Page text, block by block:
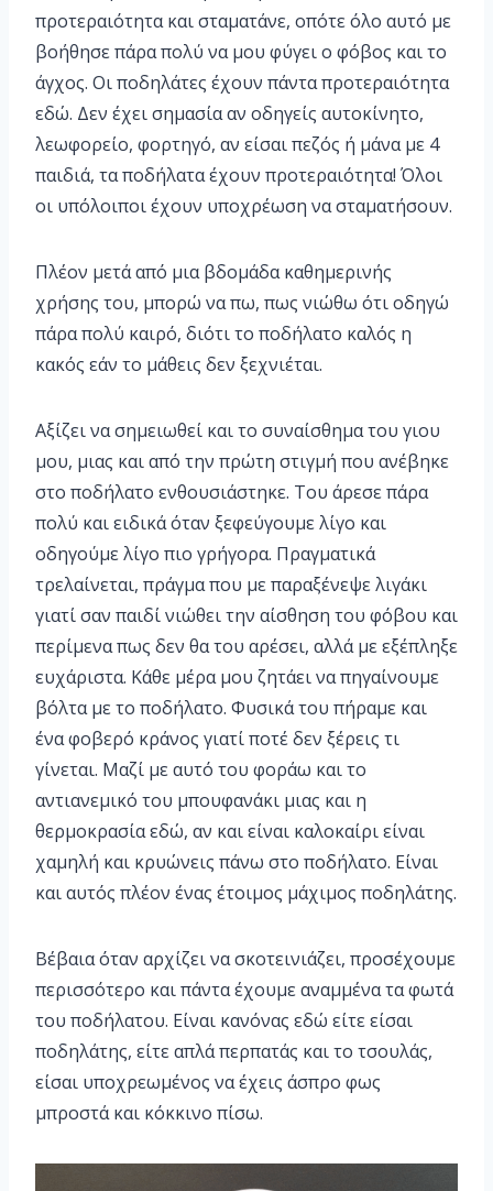
προτεραιότητα και σταματάνε, οπότε όλο αυτό με
βοήθησε πάρα πολύ να μου φύγει ο φόβος και το
άγχος. Οι ποδηλάτες έχουν πάντα προτεραιότητα
εδώ. Δεν έχει σημασία αν οδηγείς αυτοκίνητο,
λεωφορείο, φορτηγό, αν είσαι πεζός ή μάνα με 4
παιδιά, τα ποδήλατα έχουν προτεραιότητα! Όλοι
οι υπόλοιποι έχουν υποχρέωση να σταματήσουν.
Πλέον μετά από μια βδομάδα καθημερινής
χρήσης του, μπορώ να πω, πως νιώθω ότι οδηγώ
πάρα πολύ καιρό, διότι το ποδήλατο καλός η
κακός εάν το μάθεις δεν ξεχνιέται.
Αξίζει να σημειωθεί και το συναίσθημα του γιου
μου, μιας και από την πρώτη στιγμή που ανέβηκε
στο ποδήλατο ενθουσιάστηκε. Του άρεσε πάρα
πολύ και ειδικά όταν ξεφεύγουμε λίγο και
οδηγούμε λίγο πιο γρήγορα. Πραγματικά
τρελαίνεται, πράγμα που με παραξένεψε λιγάκι
γιατί σαν παιδί νιώθει την αίσθηση του φόβου και
περίμενα πως δεν θα του αρέσει, αλλά με εξέπληξε
ευχάριστα. Κάθε μέρα μου ζητάει να πηγαίνουμε
βόλτα με το ποδήλατο. Φυσικά του πήραμε και
ένα φοβερό κράνος γιατί ποτέ δεν ξέρεις τι
γίνεται. Μαζί με αυτό του φοράω και το
αντιανεμικό του μπουφανάκι μιας και η
θερμοκρασία εδώ, αν και είναι καλοκαίρι είναι
χαμηλή και κρυώνεις πάνω στο ποδήλατο. Είναι
και αυτός πλέον ένας έτοιμος μάχιμος ποδηλάτης.
Βέβαια όταν αρχίζει να σκοτεινιάζει, προσέχουμε
περισσότερο και πάντα έχουμε αναμμένα τα φωτά
του ποδήλατου. Είναι κανόνας εδώ είτε είσαι
ποδηλάτης, είτε απλά περπατάς και το τσουλάς,
είσαι υποχρεωμένος να έχεις άσπρο φως
μπροστά και κόκκινο πίσω.